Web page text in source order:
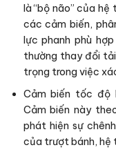
là “bộ não” của
các cảm biến,
lực phanh phù
thường thay đổi
trọng trong việc
Cảm biến tốc độ
Cảm biến này
phát hiện sự
của trượt bánh, hệ